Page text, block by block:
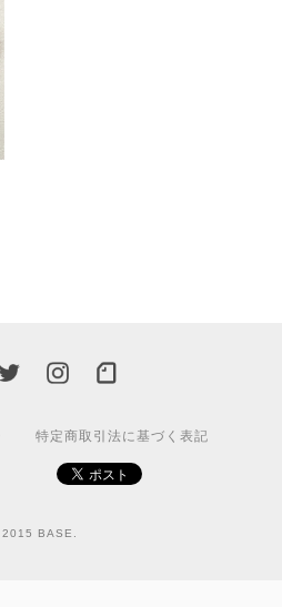
特定商取引法に基づく表記
BASE.